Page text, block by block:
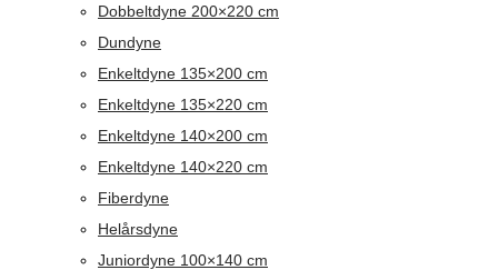
Dobbeltdyne 200×220 cm
Dundyne
Enkeltdyne 135×200 cm
Enkeltdyne 135×220 cm
Enkeltdyne 140×200 cm
Enkeltdyne 140×220 cm
Fiberdyne
Helårsdyne
Juniordyne 100×140 cm